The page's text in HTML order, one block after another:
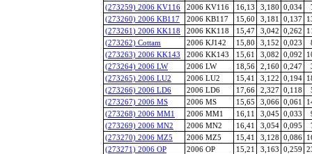
(273259) 2006 KV116
2006 KV116 16,13 3,180 0,034
(273260) 2006 KB117
2006 KB117 15,60 3,181 0,137
(273261) 2006 KK118
2006 KK118 15,47 3,042 0,262
(273262) Cottam
2006 KJ142 15,80 3,152 0,023
(273263) 2006 KK143
2006 KK143 15,61 3,082 0,092
(273264) 2006 LW
2006 LW 18,56 2,160 0,247
(273265) 2006 LU2
2006 LU2 15,41 3,122 0,194
(273266) 2006 LD6
2006 LD6 17,66 2,327 0,118
(273267) 2006 MS
2006 MS 15,65 3,066 0,061
(273268) 2006 MM1
2006 MM1 16,11 3,045 0,033
(273269) 2006 MN2
2006 MN2 16,41 3,054 0,095
(273270) 2006 MZ5
2006 MZ5 15,41 3,128 0,086
(273271) 2006 OP
2006 OP 15,21 3,163 0,259